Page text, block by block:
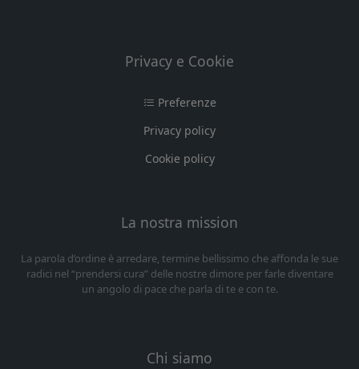
Privacy e Cookie
Preferenze
Privacy policy
Cookie policy
La nostra mission
La parola d’ordine è arredare, termine bellissimo che affonda le sue
radici nel “prendersi cura” delle nostre dimore per farle diventare
un angolo di pace che parla di te e con te.
Chi siamo